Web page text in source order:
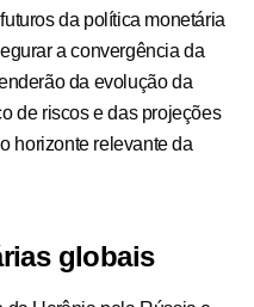
da política monetária
a convergência da
da evolução da
de riscos e das projeções
horizonte relevante da
globais